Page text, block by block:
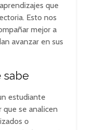
que
Esto nos
mejor a
avanzar en sus
sabe
estudiante
que se analicen
o